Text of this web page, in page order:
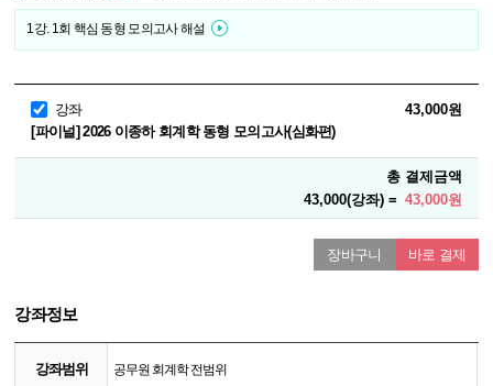
1강. 1회 핵심 동형 모의고사 해설
강좌
[파이널] 2026 이종하 회계학 동형 모의고사(심화편)
43,000원
총 결제금액
43,000(강좌) = 43,000원
장바구니 바로 결제
강좌정보
강좌범위 공무원 회계학 전범위